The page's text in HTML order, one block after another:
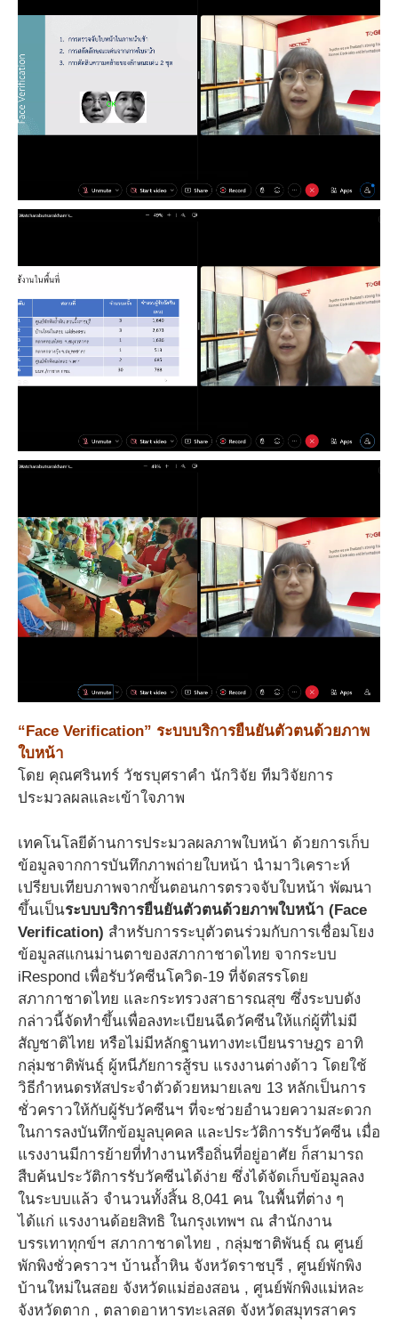
“Face Verification” ระบบบริการยืนยันตัวตนด้วยภาพ
ใบหน้า
โดย คุณศรินทร์ วัชรบุศราคำ นักวิจัย ทีมวิจัยการ
ประมวลผลและเข้าใจภาพ
เทคโนโลยีด้านการประมวลผลภาพใบหน้า ด้วยการเก็บ
ข้อมูลจากการบันทึกภาพถ่ายใบหน้า นำมาวิเคราะห์
เปรียบเทียบภาพจากขั้นตอนการตรวจจับใบหน้า พัฒนา
ขึ้นเป็นระบบบริการยืนยันตัวตนด้วยภาพใบหน้า (Face
Verification) สำหรับการระบุตัวตนร่วมกับการเชื่อมโยง
ข้อมูลสแกนม่านตาของสภากาชาดไทย จากระบบ
iRespond เพื่อรับวัคซีนโควิด-19 ที่จัดสรรโดย
สภากาชาดไทย และกระทรวงสาธารณสุข ซึ่งระบบดัง
กล่าวนี้จัดทำขึ้นเพื่อลงทะเบียนฉีดวัคซีนให้แก่ผู้ที่ไม่มี
สัญชาติไทย หรือไม่มีหลักฐานทางทะเบียนราษฎร อาทิ
กลุ่มชาติพันธุ์ ผู้หนีภัยการสู้รบ แรงงานต่างด้าว โดยใช้
วิธีกำหนดรหัสประจำตัวด้วยหมายเลข 13 หลักเป็นการ
ชั่วคราวให้กับผู้รับวัคซีนฯ ที่จะช่วยอำนวยความสะดวก
ในการลงบันทึกข้อมูลบุคคล และประวัติการรับวัคซีน เมื่อ
แรงงานมีการย้ายที่ทำงานหรือถิ่นที่อยู่อาศัย ก็สามารถ
สืบค้นประวัติการรับวัคซีนได้ง่าย ซึ่งได้จัดเก็บข้อมูลลง
ในระบบแล้ว จำนวนทั้งสิ้น 8,041 คน ในพื้นที่ต่าง ๆ
ได้แก่ แรงงานด้อยสิทธิ ในกรุงเทพฯ ณ สำนักงาน
บรรเทาทุกข์ฯ สภากาชาดไทย , กลุ่มชาติพันธุ์ ณ ศูนย์
พักพิงชั่วคราวฯ บ้านถ้ำหิน จังหวัดราชบุรี , ศูนย์พักพิง
บ้านใหม่ในสอย จังหวัดแม่ฮ่องสอน , ศูนย์พักพิงแม่หละ
จังหวัดตาก , ตลาดอาหารทะเลสด จังหวัดสมุทรสาคร